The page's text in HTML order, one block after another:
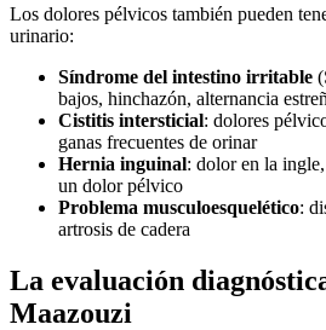
Los dolores pélvicos también pueden
urinario:
Síndrome del intestino irritable
bajos, hinchazón, alternancia
Cistitis intersticial: dolores
ganas frecuentes de orinar
Hernia inguinal: dolor en la
un dolor pélvico
Problema musculoesquelético:
artrosis de cadera
La evaluación
Maazouzi